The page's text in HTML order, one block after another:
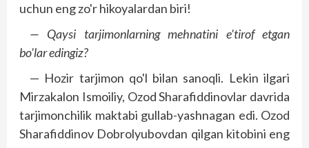
uchun eng zo'r hikoyalardan biri!
— Qaysi tarjimonlarning mehnatini e'tirof etgan
bo'lar edingiz?
— Hozir tarjimon qo'l bilan sanoqli. Lekin ilgari
Mirzakalon Is­moiliy, Ozod Sharafiddinovlar davrida
tarjimonchilik maktabi gullab-yashnagan edi. Ozod
Sharafiddinov Dobrolyubovdan qilgan kitobini eng